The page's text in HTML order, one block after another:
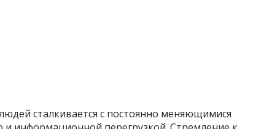
сталкивается с постоянно меняющимися